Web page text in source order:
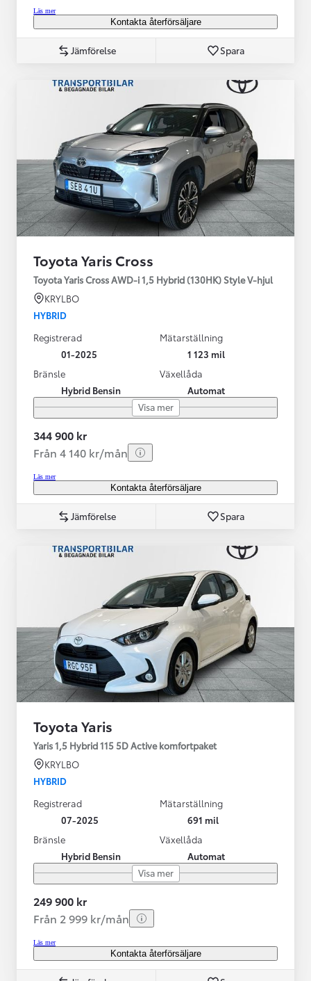
Läs mer
Kontakta återförsäljare
Jämförelse Spara
Toyota Yaris Cross
Toyota Yaris Cross AWD-i 1,5 Hybrid (130HK) Style V-hjul
KRYLBO
HYBRID
Registrerad
01-2025
Mätarställning
1 123 mil
Bränsle
Hybrid Bensin
Växellåda
Automat
Visa mer
344 900 kr
Från 4 140 kr/mån
Läs mer
Kontakta återförsäljare
Jämförelse Spara
Toyota Yaris
Yaris 1,5 Hybrid 115 5D Active komfortpaket
KRYLBO
HYBRID
Registrerad
07-2025
Mätarställning
691 mil
Bränsle
Hybrid Bensin
Växellåda
Automat
Visa mer
249 900 kr
Från 2 999 kr/mån
Läs mer
Kontakta återförsäljare